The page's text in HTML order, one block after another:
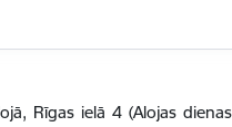
Rīgas ielā 4 (Alojas